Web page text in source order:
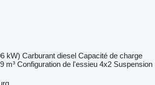
kW) Carburant diesel Capacité de charge
m³ Configuration de l'essieu 4x2 Suspension